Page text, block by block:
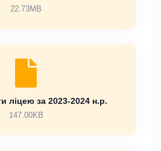
22.73MB
ліцею за 2023-2024 н.р.
147.00KB